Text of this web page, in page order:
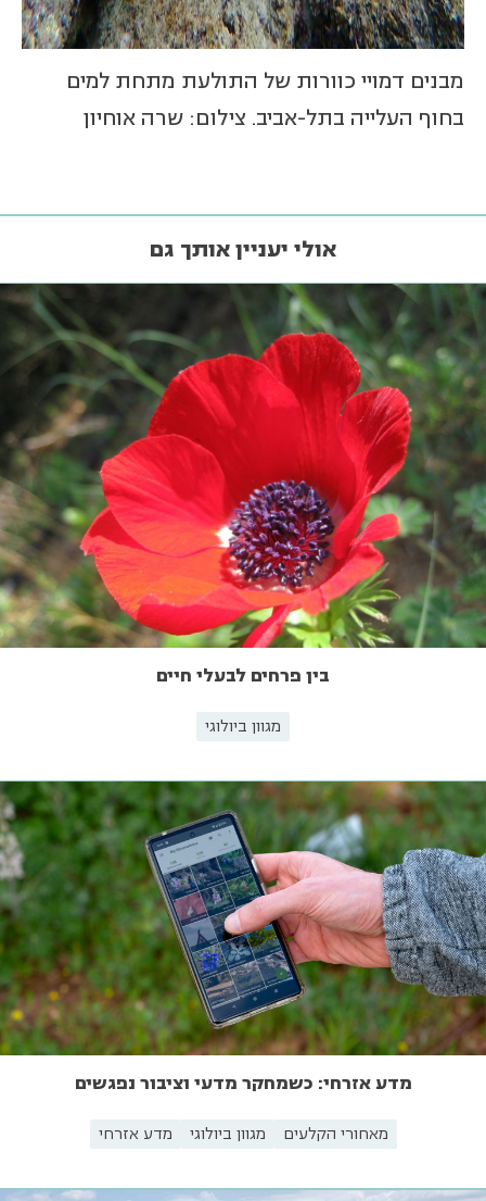
מבנים דמויי כוורות של התולעת מתחת למים
בחוף העלייה בתל-אביב. צילום: שרה אוחיון
אולי יעניין אותך גם
בין פרחים לבעלי חיים
מגוון ביולוגי
מדע אזרחי: כשמחקר מדעי וציבור נפגשים
מאחורי הקלעים מגוון ביולוגי מדע אזרחי